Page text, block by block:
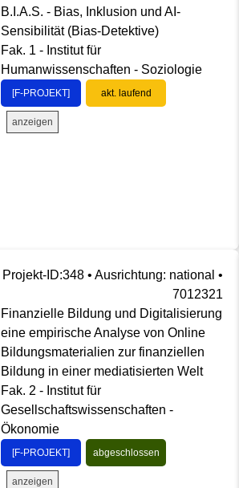
B.I.A.S. - Bias, Inklusion und AI-
Sensibilität (Bias-Detektive)
Fak. 1 - Institut für
Humanwissenschaften - Soziologie
[F-PROJEKT] akt. laufend
anzeigen
Projekt-ID:348 • Ausrichtung: national •
7012321
Finanzielle Bildung und Digitalisierung
eine empirische Analyse von Online
Bildungsmaterialien zur finanziellen
Bildung in einer mediatisierten Welt
Fak. 2 - Institut für
Gesellschaftswissenschaften -
Ökonomie
[F-PROJEKT] abgeschlossen
anzeigen